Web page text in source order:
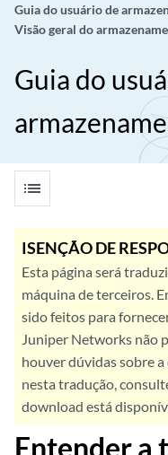
Guia do usuário de
Visão geral do
Guia do
list
ISENÇÃO DE
Esta página será
máquina de terceiros.
sido feitos para
Juniper Networks não
houver dúvidas sobre
nesta tradução,
download está
Entender a